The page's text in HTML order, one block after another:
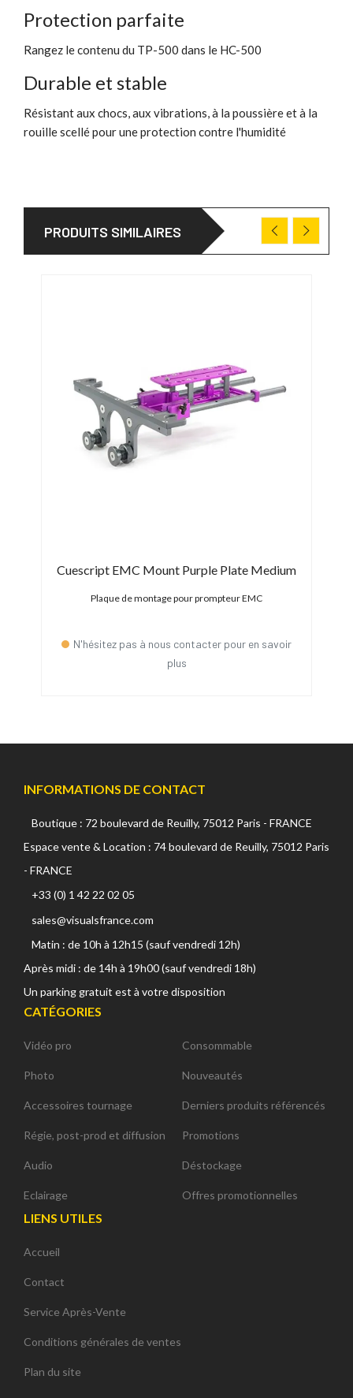
Protection parfaite
Rangez le contenu du TP-500 dans le HC-500
Durable et stable
Résistant aux chocs, aux vibrations, à la poussière et à la
rouille scellé pour une protection contre l'humidité
PRODUITS SIMILAIRES
Cuescript EMC Mount Purple Plate Medium
Plaque de montage pour prompteur EMC
N'hésitez pas à nous contacter pour en savoir
plus
INFORMATIONS DE CONTACT
Boutique : 72 boulevard de Reuilly, 75012 Paris - FRANCE
Espace vente & Location : 74 boulevard de Reuilly, 75012 Paris
- FRANCE
+33 (0) 1 42 22 02 05
sales@visualsfrance.com
Matin : de 10h à 12h15 (sauf vendredi 12h)
Après midi : de 14h à 19h00 (sauf vendredi 18h)
Un parking gratuit est à votre disposition
CATÉGORIES
Vidéo pro
Photo
Accessoires tournage
Régie, post-prod et diffusion
Audio
Eclairage
Consommable
Nouveautés
Derniers produits référencés
Promotions
Déstockage
Offres promotionnelles
LIENS UTILES
Accueil
Contact
Service Après-Vente
Conditions générales de ventes
Plan du site